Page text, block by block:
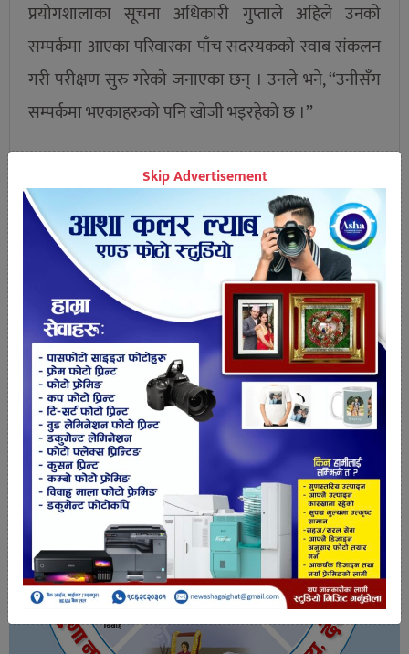
प्रयोगशालाका सूचना अधिकारी गुप्ताले अहिले उनको
सम्पर्कमा आएका परिवारका पाँच सदस्यकको स्वाब संकलन
गरी परीक्षण सुरु गरेको जनाएका छन् । उनले भने, ‘‘उनीसँग
सम्पर्कमा भएकाहरुको पनि खोजी भइरहेको छ ।’’
तपाईको प्रतिक्रिया
Skip Advertisement